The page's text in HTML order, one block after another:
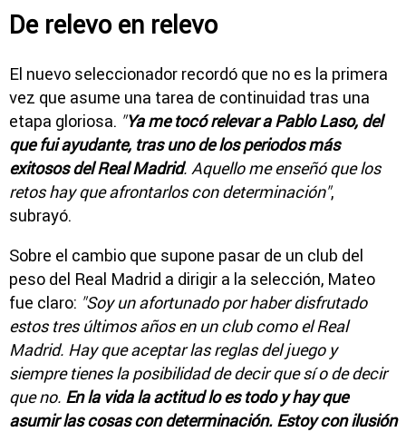
De relevo en relevo
El nuevo seleccionador recordó que no es la primera
vez que asume una tarea de continuidad tras una
etapa gloriosa. "Ya me tocó relevar a Pablo Laso, del
que fui ayudante, tras uno de los periodos más
exitosos del Real Madrid. Aquello me enseñó que los
retos hay que afrontarlos con determinación",
subrayó.
Sobre el cambio que supone pasar de un club del
peso del Real Madrid a dirigir a la selección, Mateo
fue claro: "Soy un afortunado por haber disfrutado
estos tres últimos años en un club como el Real
Madrid. Hay que aceptar las reglas del juego y
siempre tienes la posibilidad de decir que sí o de decir
que no. En la vida la actitud lo es todo y hay que
asumir las cosas con determinación. Estoy con ilusión